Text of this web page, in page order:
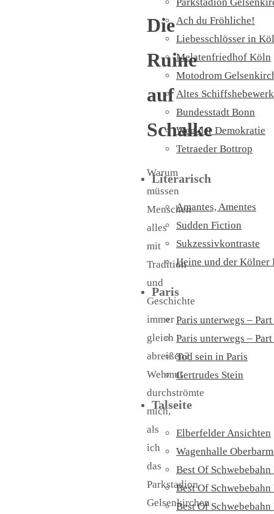
Die
Ruine
auf
Schalke
Warum
müssen
Menschen
alles
mit
Tradition
und
Geschichte
immer
gleich
abreißen?
Wehmut
durchströmte
mich,
als
ich
das
Parkstadion
Gelsenkirchen
Ach du Fröhliche!
Liebesschlösser in
Melatenfriedhof Köln
Motodrom
Altes Schiffshebewerk
Bundesstadt Bonn
Weg der Demokratie
Tetraeder Bottrop
Literarisch
Amantes, Amentes
Sudden Fiction
Sukzessivkontraste
Heine und der Kölner
Paris
Paris unterwegs –
Paris unterwegs –
Tod sein in Paris
Gertrudes Stein
Talseite
Elberfelder Ansichten
Wagenhalle
Best Of Schwebebahn
Best Of
Best Of